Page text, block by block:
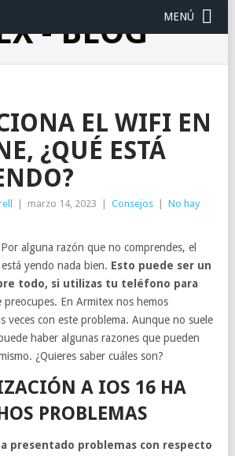
- BLOG MENÚ
EL WIFI EN
¿QUÉ ESTÁ
marzo 14, 2023 Consejos
No hay
alguna razón que no comprendes, el
yendo nada bien. Esto puede ser un
todo, si utilizas tu teléfono para
En Armitex nos hemos
veces con este problema. Aunque no suele
haber algunas razones que pueden
¿Quieres saber cuáles son?
A IOS 16 HA
PROBLEMAS
presentado problemas con respecto